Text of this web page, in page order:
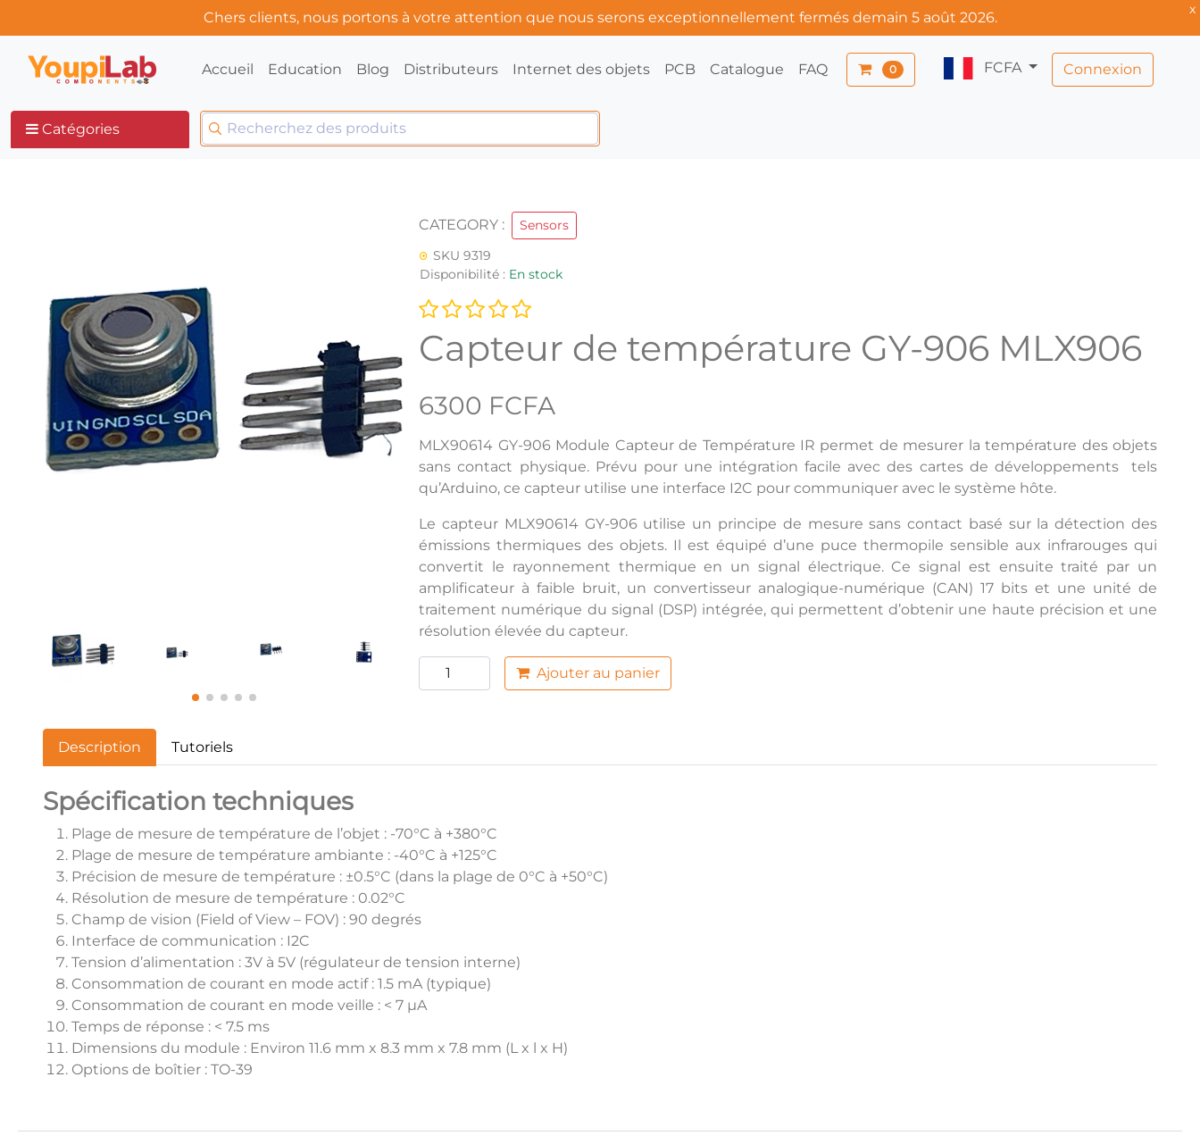
x
Chers clients, nous portons à votre attention que nous serons exceptionnellement fermés demain 5 août 2026.
Accueil Education Blog Distributeurs Internet des objets PCB Catalogue FAQ 0 FCFA Connexion
Catégories
CATEGORY :
Sensors
SKU 9319
Disponibilité : En stock
Capteur de température GY-906 MLX906
6300 FCFA
MLX90614 GY-906 Module Capteur de Température IR permet de mesurer la température des objets
sans contact physique. Prévu pour une intégration facile avec des cartes de développements tels
qu’Arduino, ce capteur utilise une interface I2C pour communiquer avec le système hôte.
Le capteur MLX90614 GY-906 utilise un principe de mesure sans contact basé sur la détection des
émissions thermiques des objets. Il est équipé d’une puce thermopile sensible aux infrarouges qui
convertit le rayonnement thermique en un signal électrique. Ce signal est ensuite traité par un
amplificateur à faible bruit, un convertisseur analogique-numérique (CAN) 17 bits et une unité de
traitement numérique du signal (DSP) intégrée, qui permettent d’obtenir une haute précision et une
résolution élevée du capteur.
Ajouter au panier
Description Tutoriels
Spécification techniques
Plage de mesure de température de l’objet : -70°C à +380°C
Plage de mesure de température ambiante : -40°C à +125°C
Précision de mesure de température : ±0.5°C (dans la plage de 0°C à +50°C)
Résolution de mesure de température : 0.02°C
Champ de vision (Field of View – FOV) : 90 degrés
Interface de communication : I2C
Tension d’alimentation : 3V à 5V (régulateur de tension interne)
Consommation de courant en mode actif : 1.5 mA (typique)
Consommation de courant en mode veille : < 7 µA
Temps de réponse : < 7.5 ms
Dimensions du module : Environ 11.6 mm x 8.3 mm x 7.8 mm (L x l x H)
Options de boîtier : TO-39